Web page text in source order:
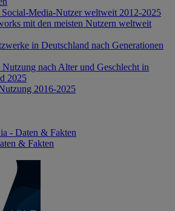
Media-Nutzer weltweit 2012-2025
mit den meisten Nutzern weltweit
in Deutschland nach Generationen
Nutzung nach Alter und Geschlecht in
2025
2016-2025
- Daten & Fakten
& Fakten